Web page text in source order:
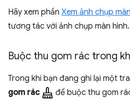
Hãy xem phần Xem ảnh chụp
tương tác với ảnh chụp màn hình.
Buộc thu gom rác trong
Trong khi bạn đang ghi lại một
gom rác mop để buộc thu gom